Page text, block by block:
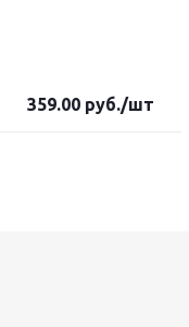
359.00руб./шт